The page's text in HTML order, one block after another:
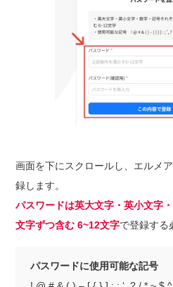
画面を下にスクロールし、エルメ
録します。
パスワードは英大文字・英小文字
文字ずつ含む 6~12文字で登録する
パスワードに使用可能な記号